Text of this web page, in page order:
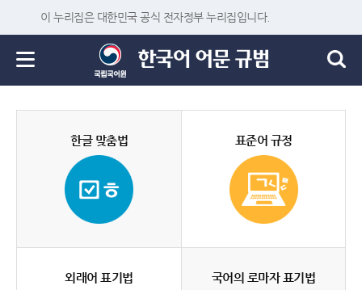
이 누리집은 대한민국 공식 전자정부 누리집입니다.
한글 맞춤법 표준어 규정
외래어 표기법 국어의 로마자 표기법